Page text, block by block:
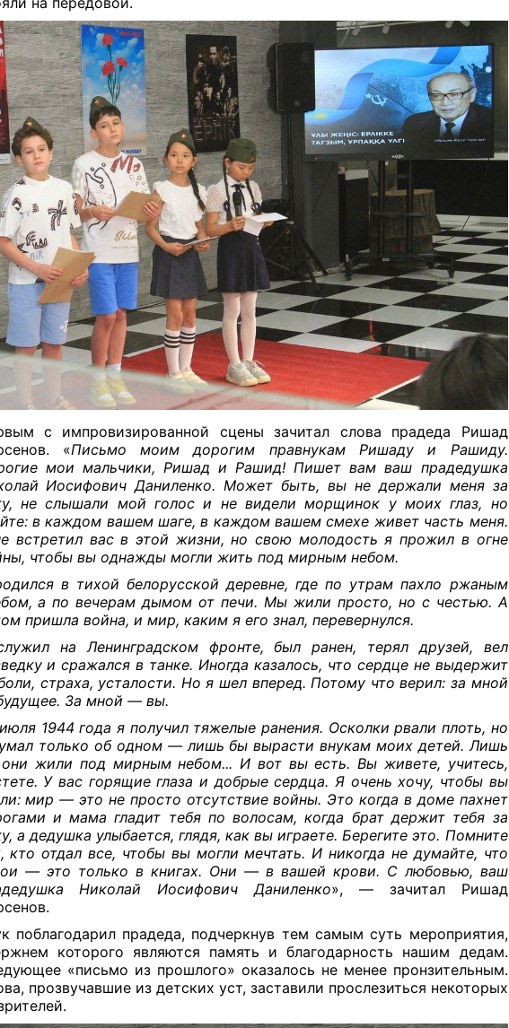
с импровизированной сцены зачитал слова прадеда Ришад
«Письмо моим дорогим правнукам Ришаду и Рашиду.
мои мальчики, Ришад и Рашид! Пишет вам ваш прадедушка
Иосифович Даниленко. Может быть, вы не держали меня за
не слышали мой голос и не видели морщинок у моих глаз, но
в каждом вашем шаге, в каждом вашем смехе живет часть меня.
встретил вас в этой жизни, но свою молодость я прожил в огне
чтобы вы однажды могли жить под мирным небом.
в тихой белорусской деревне, где по утрам пахло ржаным
а по вечерам дымом от печи. Мы жили просто, но с честью. А
пришла война, и мир, каким я его знал, перевернулся.
на Ленинградском фронте, был ранен, терял друзей, вел
и сражался в танке. Иногда казалось, что сердце не выдержит
страха, усталости. Но я шел вперед. Потому что верил: за мной
За мной — вы.
1944 года я получил тяжелые ранения. Осколки рвали плоть, но
только об одном — лишь бы вырасти внукам моих детей. Лишь
жили под мирным небом... И вот вы есть. Вы живете, учитесь,
У вас горящие глаза и добрые сердца. Я очень хочу, чтобы вы
мир — это не просто отсутствие войны. Это когда в доме пахнет
и мама гладит тебя по волосам, когда брат держит тебя за
а дедушка улыбается, глядя, как вы играете. Берегите это. Помните
кто отдал все, чтобы вы могли мечтать. И никогда не думайте, что
— это только в книгах. Они — в вашей крови. С любовью, ваш
Николай Иосифович Даниленко», — зачитал Ришад
поблагодарил прадеда, подчеркнув тем самым суть мероприятия,
которого являются память и благодарность нашим дедам.
«письмо из прошлого» оказалось не менее пронзительным.
прозвучавшие из детских уст, заставили прослезиться некоторых